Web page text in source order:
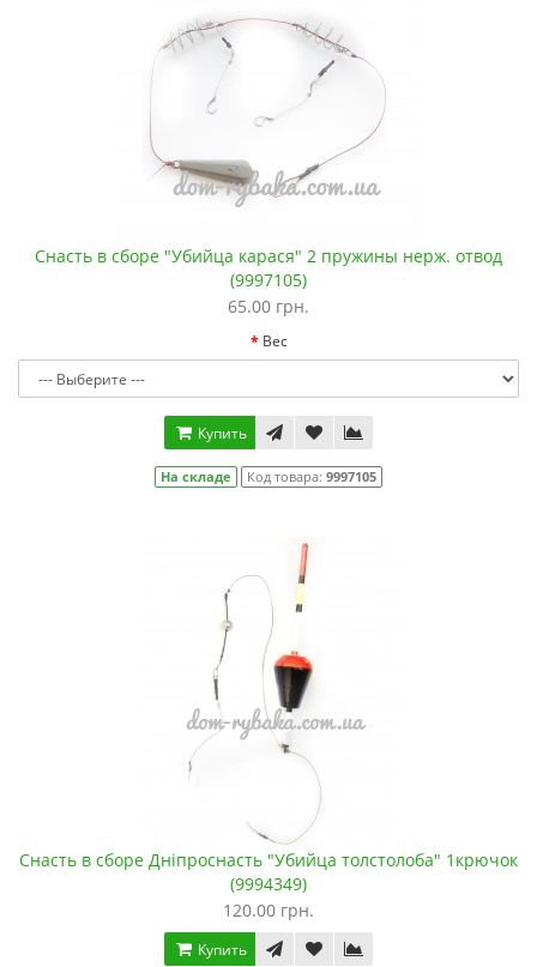
Снасть в сборе "Убийца карася" 2 пружины нерж. отвод
(9997105)
65.00 грн.
Вес
Купить
На складе Код товара: 9997105
Снасть в сборе Дніпроснасть "Убийца толстолоба" 1крючок
(9994349)
120.00 грн.
Купить